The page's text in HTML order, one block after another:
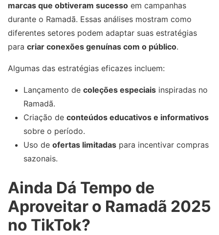
marcas que obtiveram sucesso em campanhas
durante o Ramadã. Essas análises mostram como
diferentes setores podem adaptar suas estratégias
para criar conexões genuínas com o público.
Algumas das estratégias eficazes incluem:
Lançamento de coleções especiais inspiradas no
Ramadã.
Criação de conteúdos educativos e informativos
sobre o período.
Uso de ofertas limitadas para incentivar compras
sazonais.
Ainda Dá Tempo de
Aproveitar o Ramadã 2025
no TikTok?